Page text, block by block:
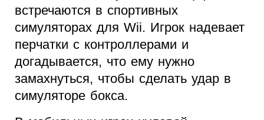
встречаются в спортивных
симуляторах для Wii. Игрок надевает
перчатки с контроллерами и
догадывается, что ему нужно
замахнуться, чтобы сделать удар в
симуляторе бокса.